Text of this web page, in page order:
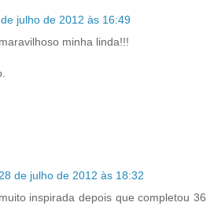
julho de 2012 às 16:49
minha linda!!!
de julho de 2012 às 18:32
inspirada depois que completou 36